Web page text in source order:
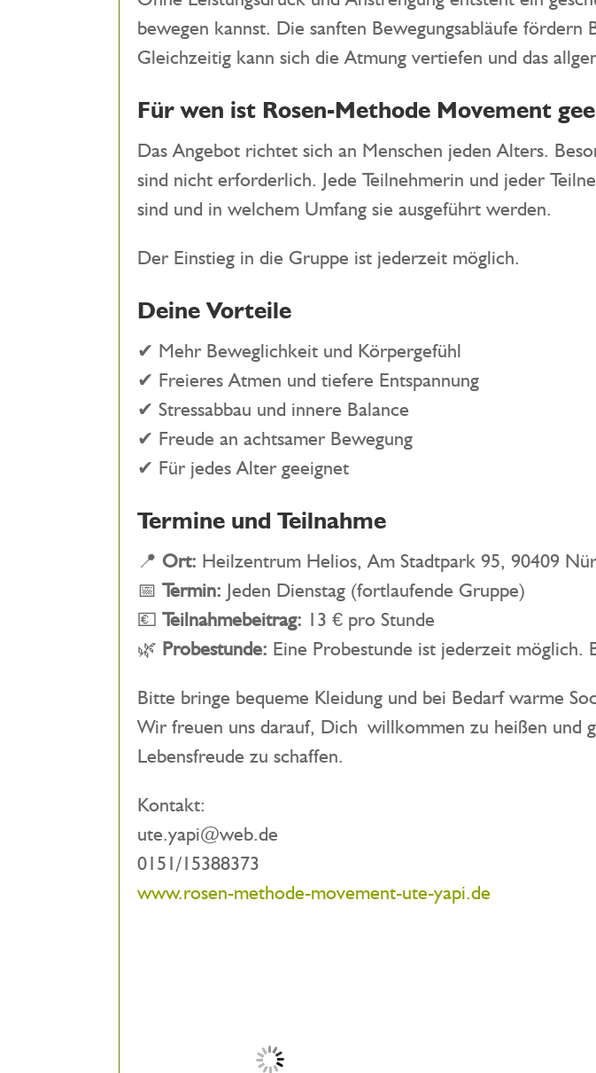
bewegen kannst. Die sanften Bewegungsabläufe
Gleichzeitig kann sich die Atmung vertiefen und das
Für wen ist Rosen-Methode Movement
Das Angebot richtet sich an Menschen jeden Alters.
sind nicht erforderlich. Jede Teilnehmerin und jeder
sind und in welchem Umfang sie ausgeführt werden.
Der Einstieg in die Gruppe ist jederzeit möglich.
Deine Vorteile
✔ Mehr Beweglichkeit und Körpergefühl
✔ Freieres Atmen und tiefere Entspannung
✔ Stressabbau und innere Balance
✔ Freude an achtsamer Bewegung
✔ Für jedes Alter geeignet
Termine und Teilnahme
📍Ort: Heilzentrum Helios, Am Stadtpark 95, 90409
📅Termin: Jeden Dienstag (fortlaufende Gruppe)
💶Teilnahmebeitrag: 13 € pro Stunde
🌿 Probestunde: Eine Probestunde ist jederzeit möglich.
Bitte bringe bequeme Kleidung und bei Bedarf warme
Wir freuen uns darauf, Dich willkommen zu heißen und
Lebensfreude zu schaffen.
Kontakt:
ute.yapi@web.de
0151/15388373
www.rosen-methode-movement-ute-yapi.de